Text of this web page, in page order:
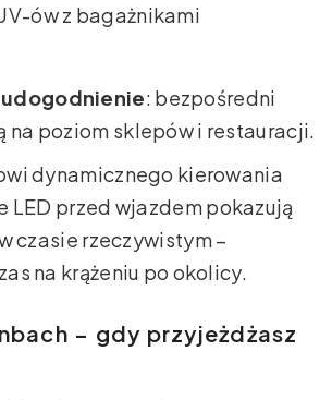
ów z bagażnikami
: bezpośredni
na poziom sklepów i restauracji.
dynamicznego kierowania
LED przed wjazdem pokazują
czasie rzeczywistym –
na krążeniu po okolicy.
– gdy przyjeżdżasz